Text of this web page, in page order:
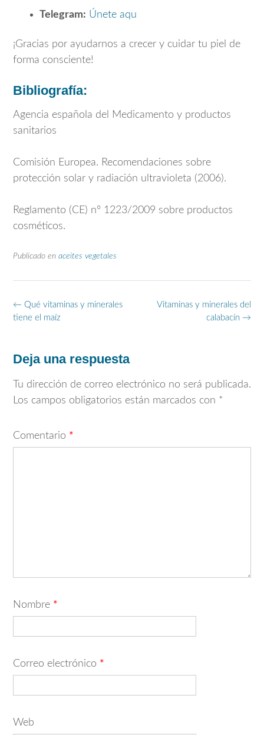
Telegram: Únete aqu
¡Gracias por ayudarnos a crecer y cuidar tu piel de
forma consciente!
Bibliografía:
Agencia española del Medicamento y productos
sanitarios
Comisión Europea. Recomendaciones sobre
protección solar y radiación ultravioleta (2006).
Reglamento (CE) nº 1223/2009 sobre productos
cosméticos.
Publicado en aceites vegetales
Navegación
de
Vitaminas y minerales del
calabacín →
← Qué vitaminas y minerales
tiene el maíz
Deja una respuesta
Tu dirección de correo electrónico no será publicada.
Los campos obligatorios están marcados con *
Comentario *
Nombre *
Correo electrónico *
Web